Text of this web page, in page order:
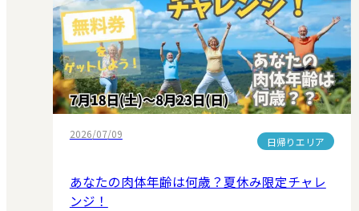
2026/07/09
日帰りエリア
あなたの肉体年齢は何歳？夏休み限定チャレ
ンジ！